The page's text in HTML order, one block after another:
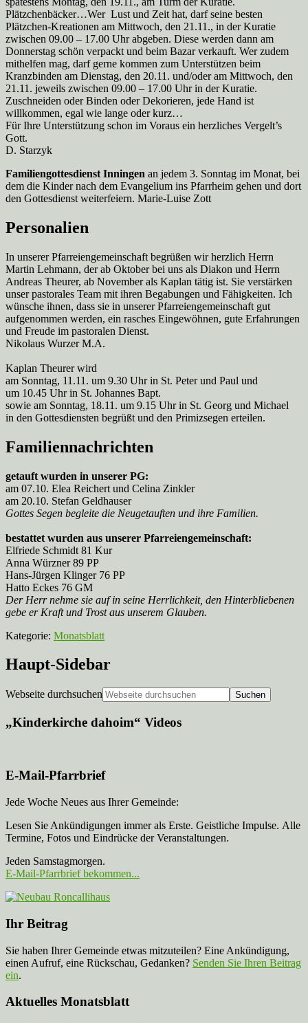
Plätzchenbäcker…Wer Lust und Zeit hat, darf seine besten
Plätzchen-Kreationen am Mittwoch, den 21.11., in der Kuratie
zwischen 09.00 – 17.00 Uhr abgeben. Diese werden dann am
Donnerstag schön verpackt und beim Bazar verkauft. Wer zudem
mithelfen mag, darf gerne kommen zum Unterstützen beim
Kranzbinden am Dienstag, den 20.11. und/oder am Mittwoch, den
21.11. jeweils zwischen 09.00 – 17.00 Uhr in der Kuratie.
Zuschneiden oder Binden oder Dekorieren, jede Hand ist
willkommen, egal wie lange oder kurz…
Für Ihre Unterstützung schon im Voraus ein herzliches Vergelt’s
Gott.
D. Starzyk
Familiengottesdienst Inningen an jedem 3. Sonntag im Monat, bei
dem die Kinder nach dem Evangelium ins Pfarrheim gehen und dort
den Gottesdienst weiterfeiern. Marie-Luise Zott
Personalien
In unserer Pfarreiengemeinschaft begrüßen wir herzlich Herrn
Martin Lehmann, der ab Oktober bei uns als Diakon und Herrn
Andreas Theurer, ab November als Kaplan tätig ist. Sie verstärken
unser pastorales Team mit ihren Begabungen und Fähigkeiten. Ich
wünsche ihnen, dass sie in unserer Pfarreiengemeinschaft gut
aufgenommen werden, ein rasches Eingewöhnen, gute Erfahrungen
und Freude im pastoralen Dienst.
Nikolaus Wurzer M.A.
Kaplan Theurer wird
am Sonntag, 11.11. um 9.30 Uhr in St. Peter und Paul und
um 10.45 Uhr in St. Johannes Bapt.
sowie am Sonntag, 18.11. um 9.15 Uhr in St. Georg und Michael
in den Gottesdiensten begrüßt und den Primizsegen erteilen.
Familiennachrichten
getauft wurden in unserer PG:
am 07.10. Elea Reichert und Celina Zinkler
am 20.10. Stefan Geldhauser
Gottes Segen begleite die Neugetauften und ihre Familien.
bestattet wurden aus unserer Pfarreiengemeinschaft:
Elfriede Schmidt 81 Kur
Anna Würzner 89 PP
Hans-Jürgen Klinger 76 PP
Hatto Eckes 76 GM
Der Herr nehme sie auf in seine Herrlichkeit, den Hinterbliebenen
gebe er Kraft und Trost aus unserem Glauben.
Kategorie: Monatsblatt
Haupt-Sidebar
Webseite durchsuchen
„Kinderkirche dahoim“ Videos
E-Mail-Pfarrbrief
Jede Woche Neues aus Ihrer Gemeinde:
Lesen Sie Ankündigungen immer als Erste. Geistliche Impulse. Alle
Termine, Fotos und Eindrücke der Veranstaltungen.
Jeden Samstagmorgen.
E-Mail-Pfarrbrief bekommen...
Ihr Beitrag
Sie haben Ihrer Gemeinde etwas mitzuteilen? Eine Ankündigung,
einen Aufruf, eine Rückschau, Gedanken? Senden Sie Ihren Beitrag
ein.
Aktuelles Monatsblatt